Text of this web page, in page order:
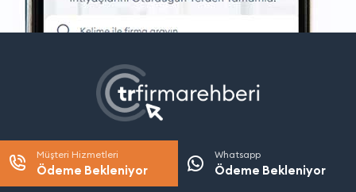
Müşteri Hizmetleri
Ödeme Bekleniyor
Whatsapp
Ödeme Bekleniyor